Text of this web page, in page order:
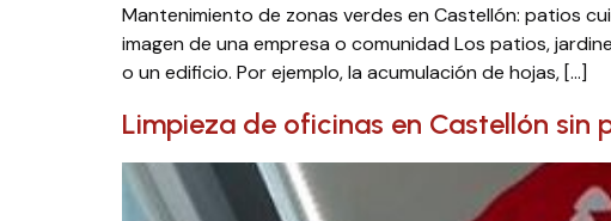
Mantenimiento de zonas verdes en Castellón: patios
imagen de una empresa o comunidad Los patios,
o un edificio. Por ejemplo, la acumulación de hojas, […]
Limpieza de oficinas en Castellón sin